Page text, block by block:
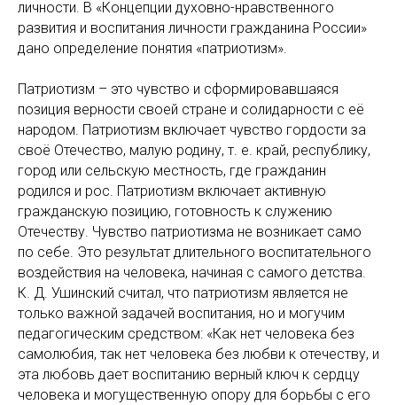
личности. В «Концепции духовно-нравственного
развития и воспитания личности гражданина России»
дано определение понятия «патриотизм».
Патриотизм – это чувство и сформировавшаяся
позиция верности своей стране и солидарности с её
народом. Патриотизм включает чувство гордости за
своё Отечество, малую родину, т. е. край, республику,
город или сельскую местность, где гражданин
родился и рос. Патриотизм включает активную
гражданскую позицию, готовность к служению
Отечеству. Чувство патриотизма не возникает само
по себе. Это результат длительного воспитательного
воздействия на человека, начиная с самого детства.
К. Д. Ушинский считал, что патриотизм является не
только важной задачей воспитания, но и могучим
педагогическим средством: «Как нет человека без
самолюбия, так нет человека без любви к отечеству, и
эта любовь дает воспитанию верный ключ к сердцу
человека и могущественную опору для борьбы с его